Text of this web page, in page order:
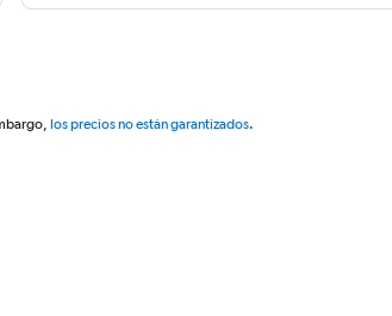
los precios no están garantizados.